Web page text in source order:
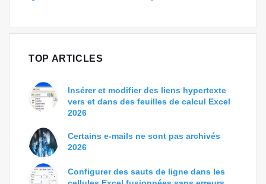
TOP ARTICLES
Insérer et modifier des liens hypertexte
vers et dans des feuilles de calcul Excel
2026
Certains e-mails ne sont pas archivés
2026
Configurer des sauts de ligne dans les